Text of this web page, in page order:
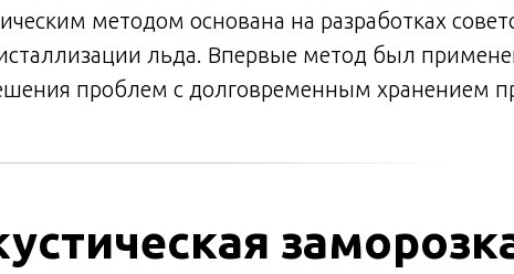
методом основана на разработках
льда. Впервые метод был
проблем с долговременным хранением